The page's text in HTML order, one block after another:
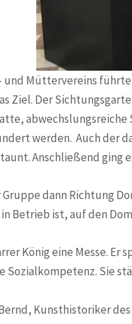
und Müttervereins
Ziel. Der
werden. Auch der
Anschließend ging
dann Richtung
Betrieb ist, auf den
König eine Messe. Er
Sozialkompetenz. Sie
Kunsthistoriker